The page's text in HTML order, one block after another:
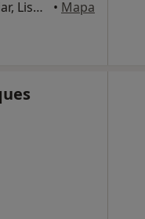
R. Luís Pastor Macedo, 27-C Lumiar, Lisboa • Mapa